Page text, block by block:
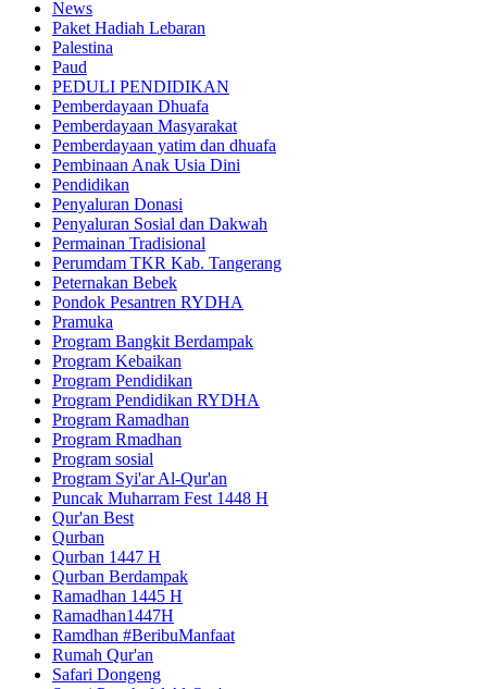
News
Paket Hadiah Lebaran
Palestina
Paud
PEDULI PENDIDIKAN
Pemberdayaan Dhuafa
Pemberdayaan Masyarakat
Pemberdayaan yatim dan dhuafa
Pembinaan Anak Usia Dini
Pendidikan
Penyaluran Donasi
Penyaluran Sosial dan Dakwah
Permainan Tradisional
Perumdam TKR Kab. Tangerang
Peternakan Bebek
Pondok Pesantren RYDHA
Pramuka
Program Bangkit Berdampak
Program Kebaikan
Program Pendidikan
Program Pendidikan RYDHA
Program Ramadhan
Program Rmadhan
Program sosial
Program Syi'ar Al-Qur'an
Puncak Muharram Fest 1448 H
Qur'an Best
Qurban
Qurban 1447 H
Qurban Berdampak
Ramadhan 1445 H
Ramadhan1447H
Ramdhan #BeribuManfaat
Rumah Qur'an
Safari Dongeng